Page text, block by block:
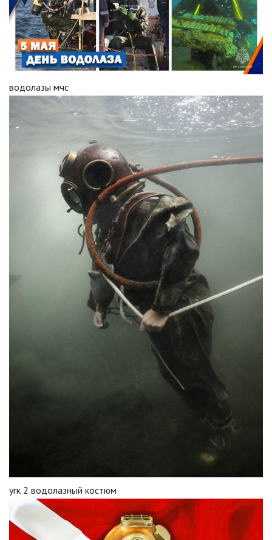
водолазы мчс
угк 2 водолазный костюм